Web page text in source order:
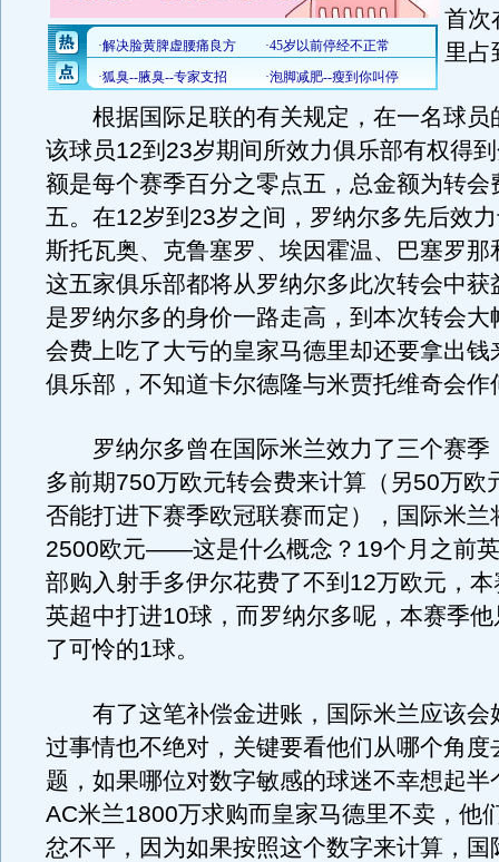
首次
里占
根据国际足联的有关规定，在一名球员
该球员12到23岁期间所效力俱乐部有权得
额是每个赛季百分之零点五，总金额为转会
五。在12岁到23岁之间，罗纳尔多先后效
斯托瓦奥、克鲁塞罗、埃因霍温、巴塞罗那
这五家俱乐部都将从罗纳尔多此次转会中获
是罗纳尔多的身价一路走高，到本次转会大
会费上吃了大亏的皇家马德里却还要拿出钱
俱乐部，不知道卡尔德隆与米贾托维奇会作
罗纳尔多曾在国际米兰效力了三个赛季
多前期750万欧元转会费来计算（另50万欧
否能打进下赛季欧冠联赛而定），国际米兰
2500欧元——这是什么概念？19个月之前
部购入射手多伊尔花费了不到12万欧元，
英超中打进10球，而罗纳尔多呢，本赛季
了可怜的1球。
有了这笔补偿金进账，国际米兰应该
过事情也不绝对，关键要看他们从哪个角度
题，如果哪位对数字敏感的球迷不幸想起半
AC米兰1800万求购而皇家马德里不卖，他
忿不平，因为如果按照这个数字来计算，国